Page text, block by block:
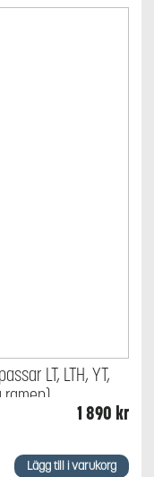
LT, LTH, YT,
ramen)
1 890 kr
Lägg till i varukorg